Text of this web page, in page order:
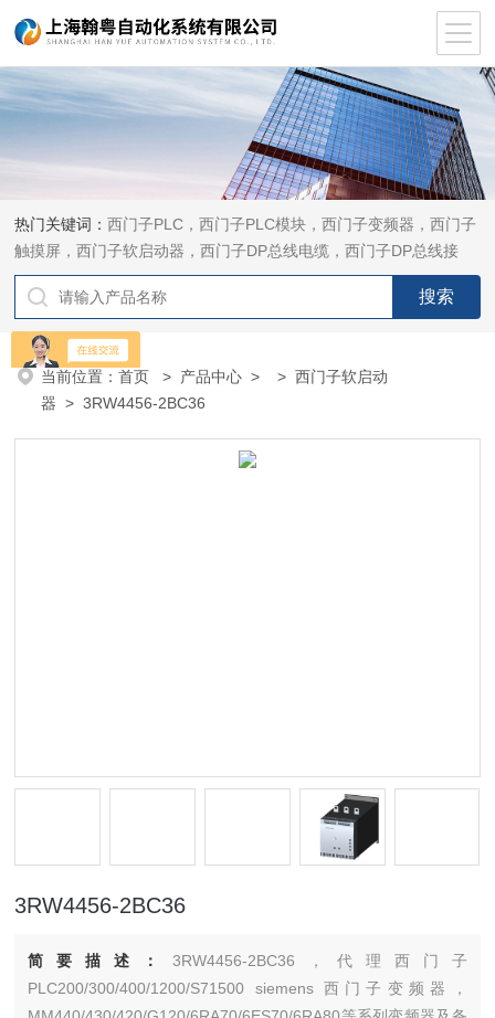
热门关键词：西门子PLC，西门子PLC模块，西门子变频器，西门子
触摸屏，西门子软启动器，西门子DP总线电缆，西门子DP总线接
头，西门子CP通讯网卡，西门子数控系统及停产备件
当前位置：首页 > 产品中心 > >西门子软启动
器 > 3RW4456-2BC36
3RW4456-2BC36
简要描述： 3RW4456-2BC36，代理西门子
PLC200/300/400/1200/S71500 siemens 西门子变频器，